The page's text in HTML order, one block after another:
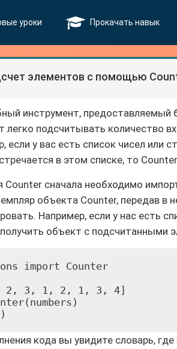
уроки Прокачать навык
элементов с помощью
инструмент, предоставляемый
легко подсчитывать количество
у вас есть список чисел или
в этом списке, то
Counter сначала необходимо
объекта Counter, передав в
Например, если у нас есть
объект с подсчитанными
import Counter
2, 3, 1, 2, 1, 3, 4]
кода вы увидите словарь,